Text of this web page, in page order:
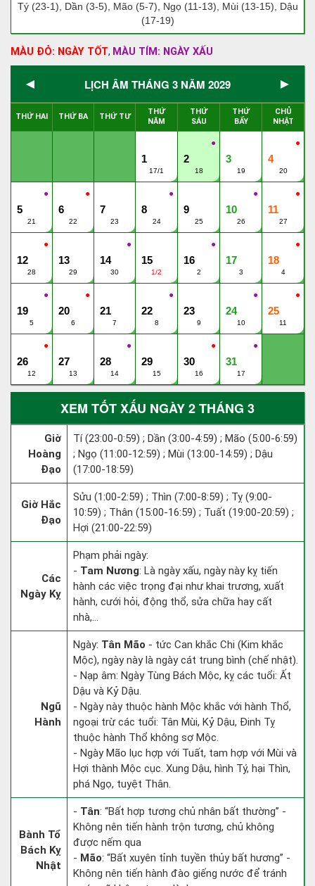
Tý (23-1), Dần (3-5), Mão (5-7), Ngọ (11-13), Mùi (13-15), Dậu
(17-19)
MÀU ĐỎ: NGÀY TỐT, MÀU TÍM: NGÀY XẤU
◄ LỊCH ÂM THÁNG 3 NĂM 2029 ►
THỨ HAI THỨ BA THỨ TƯ
THỨ
NĂM
THỨ
SÁU
THỨ
BẨY
CHỦ
NHẬT
1
17/1
●
2
18
3
19
●
4
20
●
5
21
●
6
22
7
23
●
8
24
9
25
●
10
26
●
11
27
●
12
28
13
29
●
14
30
15
1/2
●
16
2
17
3
●
18
4
●
19
5
●
20
6
21
7
●
22
8
23
9
●
24
10
●
25
11
●
26
12
27
13
●
28
14
29
15
●
30
16
●
31
17
XEM TỐT XẤU NGÀY 2 THÁNG 3
Giờ
Hoàng
Đạo
Tí (23:00-0:59) ; Dần (3:00-4:59) ; Mão (5:00-6:59)
; Ngọ (11:00-12:59) ; Mùi (13:00-14:59) ; Dậu
(17:00-18:59)
Giờ Hắc
Đạo
Sửu (1:00-2:59) ; Thìn (7:00-8:59) ; Tỵ (9:00-
10:59) ; Thân (15:00-16:59) ; Tuất (19:00-20:59) ;
Hợi (21:00-22:59)
Các
Ngày Kỵ
Phạm phải ngày:
- Tam Nương: Là ngày xấu, ngày này kỵ tiến
hành các việc trọng đại như khai trương, xuất
hành, cưới hỏi, động thổ, sửa chữa hay cất
nhà,...
Ngũ
Hành
Ngày: Tân Mão - tức Can khắc Chi (Kim khắc
Mộc), ngày này là ngày cát trung bình (chế nhật).
- Nạp âm: Ngày Tùng Bách Mộc, kỵ các tuổi: Ất
Dậu và Kỷ Dậu.
- Ngày này thuộc hành Mộc khắc với hành Thổ,
ngoại trừ các tuổi: Tân Mùi, Kỷ Dậu, Đinh Tỵ
thuộc hành Thổ không sợ Mộc.
- Ngày Mão lục hợp với Tuất, tam hợp với Mùi và
Hợi thành Mộc cục. Xung Dậu, hình Tý, hại Thìn,
phá Ngọ, tuyệt Thân.
Bành Tổ
Bách Kỵ
Nhật
- Tân: “Bất hợp tương chủ nhân bất thường” -
Không nên tiến hành trộn tương, chủ không
được nếm qua
- Mão: “Bất xuyên tỉnh tuyền thủy bất hương” -
Không nên tiến hành đào giếng nước để tránh